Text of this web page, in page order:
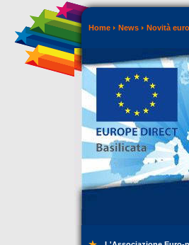
Home News Novità